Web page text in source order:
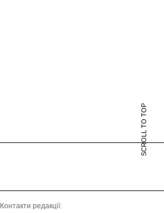
SCROLL TO TOP
Контакти редакції: